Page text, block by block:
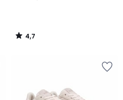
4,7
/